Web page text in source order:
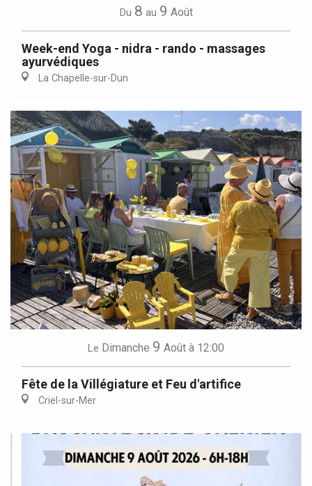
Du 8 au 9 Août
Week-end Yoga - nidra - rando - massages
ayurvédiques
La Chapelle-sur-Dun
Le Dimanche 9 Août à 12:00
Fête de la Villégiature et Feu d'artifice
Criel-sur-Mer